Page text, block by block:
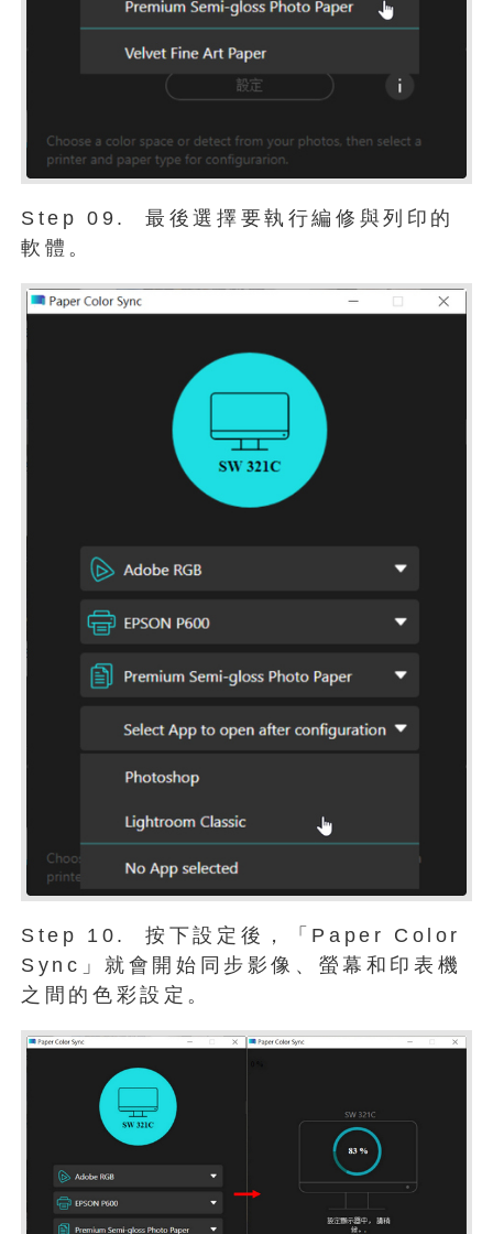
Step 09. 最後選擇要執行編修與列印的
軟體。
Step 10. 按下設定後，「Paper Color
Sync」就會開始同步影像、螢幕和印表機
之間的色彩設定。